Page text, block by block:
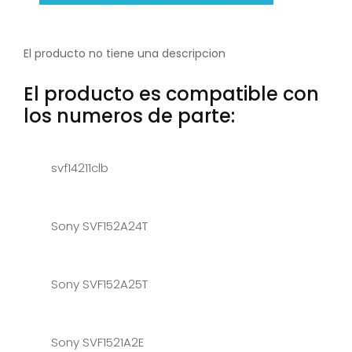
El producto no tiene una descripcion
El producto es compatible con
los numeros de parte:
svf14211clb
Sony SVF152A24T
Sony SVF152A25T
Sony SVF1521A2E